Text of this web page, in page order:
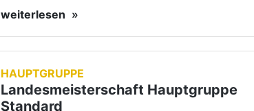
statt.
SENIOREN